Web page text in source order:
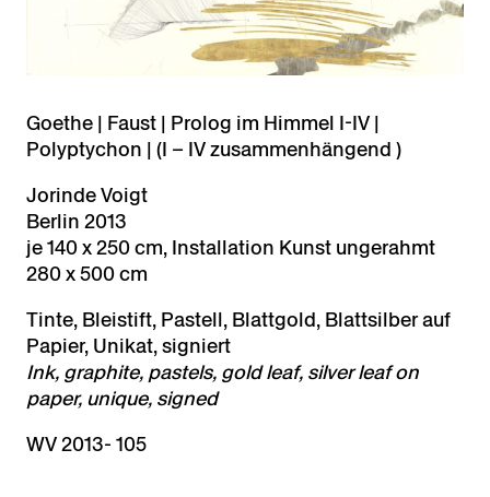
Goethe | Faust | Prolog im Himmel I-IV |
Polyptychon | (I – IV zusammenhängend )
Jorinde Voigt
Berlin 2013
je 140 x 250 cm, Installation Kunst ungerahmt
280 x 500 cm
Tinte, Bleistift, Pastell, Blattgold, Blattsilber auf
Papier, Unikat, signiert
Ink, graphite, pastels, gold leaf, silver leaf on
paper, unique, signed
WV 2013- 105